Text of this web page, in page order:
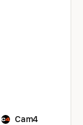
Cam4